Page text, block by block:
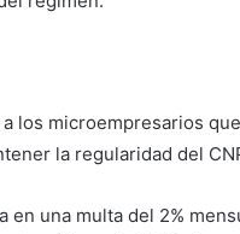
a los microempresarios
la regularidad del
en una multa del 2%